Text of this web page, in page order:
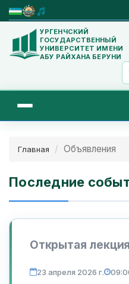
УРГЕНЧСКИЙ
ГОСУДАРСТВЕННЫЙ
УНИВЕРСИТЕТ ИМЕНИ
АБУ РАЙХАНА БЕРУНИ
Главная Объявления
Последние
Открытая лекция
23 апреля 2026 г.